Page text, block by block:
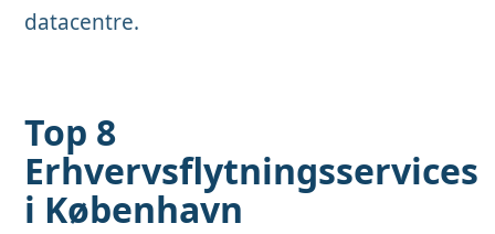
datacentre.
Top 8
Erhvervsflytningsservices
i København